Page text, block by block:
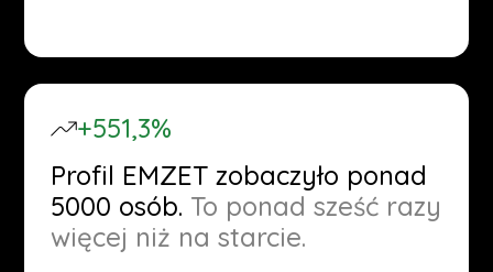
+551,3%
Profil EMZET zobaczyło ponad
5000 osób. To ponad sześć razy
więcej niż na starcie.